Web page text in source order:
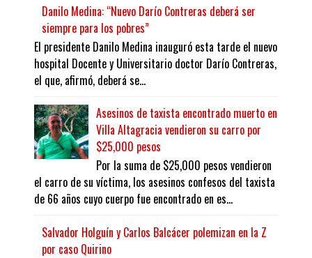
Danilo Medina: “Nuevo Darío Contreras deberá ser
siempre para los pobres”
El presidente Danilo Medina inauguró esta tarde el nuevo
hospital Docente y Universitario doctor Darío Contreras,
el que, afirmó, deberá se...
Asesinos de taxista encontrado muerto en
Villa Altagracia vendieron su carro por
$25,000 pesos
Por la suma de $25,000 pesos vendieron
el carro de su víctima, los asesinos confesos del taxista
de 66 años cuyo cuerpo fue encontrado en es...
Salvador Holguín y Carlos Balcácer polemizan en la Z
por caso Quirino